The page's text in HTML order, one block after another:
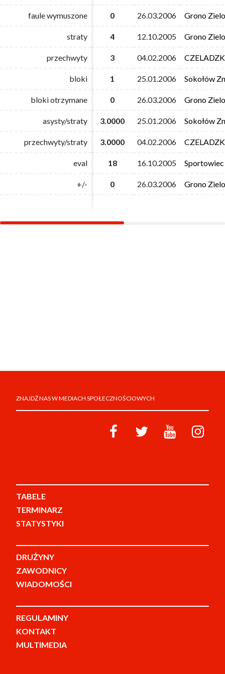
faule wymuszone 0 26.03.2006 Grono
straty 4 12.10.2005 Grono
przechwyty 3 04.02.2006
bloki 1 25.01.2006 Sokołów
bloki otrzymane 0 26.03.2006 Grono
asysty/straty 3.0000 25.01.2006 Sokołów
przechwyty/straty 3.0000 04.02.2006
eval 18 16.10.2005
+/- 0 26.03.2006 Grono
faule wymuszone 0 26.03.2006 Grono
straty 4 12.10.2005 Grono
przechwyty 3 04.02.2006
bloki 1 25.01.2006 Sokołów
bloki otrzymane 0 26.03.2006 Grono
asysty/straty 3.0000 25.01.2006 Sokołów
przechwyty/straty 3.0000 04.02.2006
eval 18 16.10.2005
+/- 0 26.03.2006 Grono
ZNAJDŹ NAS W MEDIACH SPOŁECZNOŚCIOWYCH
TABELE
TERMINARZ
STATYSTYKI
DRUŻYNY
ZAWODNICY
WIADOMOŚCI
REGULAMINY
KONTAKT
MULTIMEDIA